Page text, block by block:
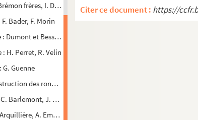
frères, I. Delair, P. Ruaudel, R. Siohan
Bader, F. Morin
Dumont et Besson, Valadon et Maris, Favier et Claise, L.
: H. Perret, R. Velin
Guenne
des rongeurs et des insectes)
Barlemont, J. Bérard, J. Brunier, M. Gauthey
A. Emmer, R. Grancher, Jacquemin, Putois frères, R.
Citer ce document : https://